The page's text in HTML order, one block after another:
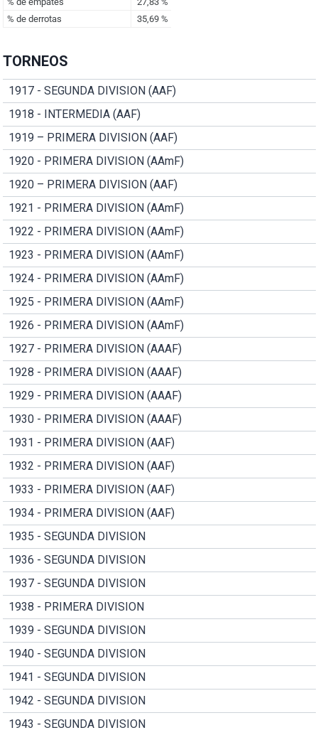
TORNEOS
1917 - SEGUNDA DIVISION (AAF)
1918 - INTERMEDIA (AAF)
1919 – PRIMERA DIVISION (AAF)
1920 - PRIMERA DIVISION (AAmF)
1920 – PRIMERA DIVISION (AAF)
1921 - PRIMERA DIVISION (AAmF)
1922 - PRIMERA DIVISION (AAmF)
1923 - PRIMERA DIVISION (AAmF)
1924 - PRIMERA DIVISION (AAmF)
1925 - PRIMERA DIVISION (AAmF)
1926 - PRIMERA DIVISION (AAmF)
1927 - PRIMERA DIVISION (AAAF)
1928 - PRIMERA DIVISION (AAAF)
1929 - PRIMERA DIVISION (AAAF)
1930 - PRIMERA DIVISION (AAAF)
1931 - PRIMERA DIVISION (AAF)
1932 - PRIMERA DIVISION (AAF)
1933 - PRIMERA DIVISION (AAF)
1934 - PRIMERA DIVISION (AAF)
1935 - SEGUNDA DIVISION
1936 - SEGUNDA DIVISION
1937 - SEGUNDA DIVISION
1938 - PRIMERA DIVISION
1939 - SEGUNDA DIVISION
1940 - SEGUNDA DIVISION
1941 - SEGUNDA DIVISION
1942 - SEGUNDA DIVISION
1943 - SEGUNDA DIVISION